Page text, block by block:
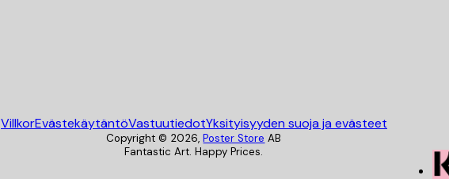
VillkorEvästekäytäntöVastuutiedotYksityisyyden suoja ja evästeet
Copyright © 2026, Poster Store AB
Fantastic Art. Happy Prices.